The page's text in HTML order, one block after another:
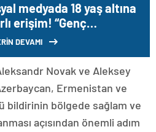
medyada 18 yaş altına
erişim! “Genç
uygulaması
DEVAMI
Novak ve Aleksey
Ermenistan ve
bildirinin bölgede sağlam ve
açısından önemli adım